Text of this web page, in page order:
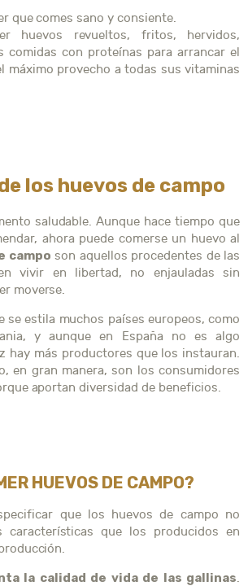
que comes sano y consiente.
huevos revueltos, fritos, hervidos,
comidas con proteínas para arrancar el
máximo provecho a todas sus vitaminas
los huevos de campo
saludable. Aunque hace tiempo que
ahora puede comerse un huevo al
campo son aquellos procedentes de las
vivir en libertad, no enjauladas sin
moverse.
se estila muchos países europeos, como
y aunque en España no es algo
hay más productores que los instauran.
en gran manera, son los consumidores
aportan diversidad de beneficios.
HUEVOS DE CAMPO?
que los huevos de campo no
características que los producidos en
la calidad de vida de las gallinas.